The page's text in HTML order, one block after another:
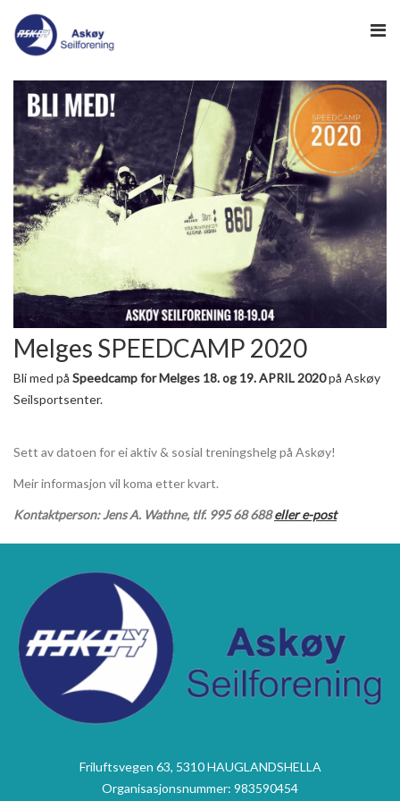
HJEM
-> HAVNEWEB
-> KLUBBGUIDEN
NYHETER
NYHETSARKIV
SEILING
Melges SPEEDCAMP 2020
Bli med på Speedcamp for Melges 18. og 19. APRIL 2020på Askøy
Seilsportsenter.
Sett av datoen for ei aktiv & sosial treningshelg på Askøy!
Meir informasjon vil koma etter kvart.
Kontaktperson: Jens A. Wathne, tlf. 995 68 688 eller e-post
Friluftsvegen 63, 5310 HAUGLANDSHELLA
Organisasjonsnummer: 983590454